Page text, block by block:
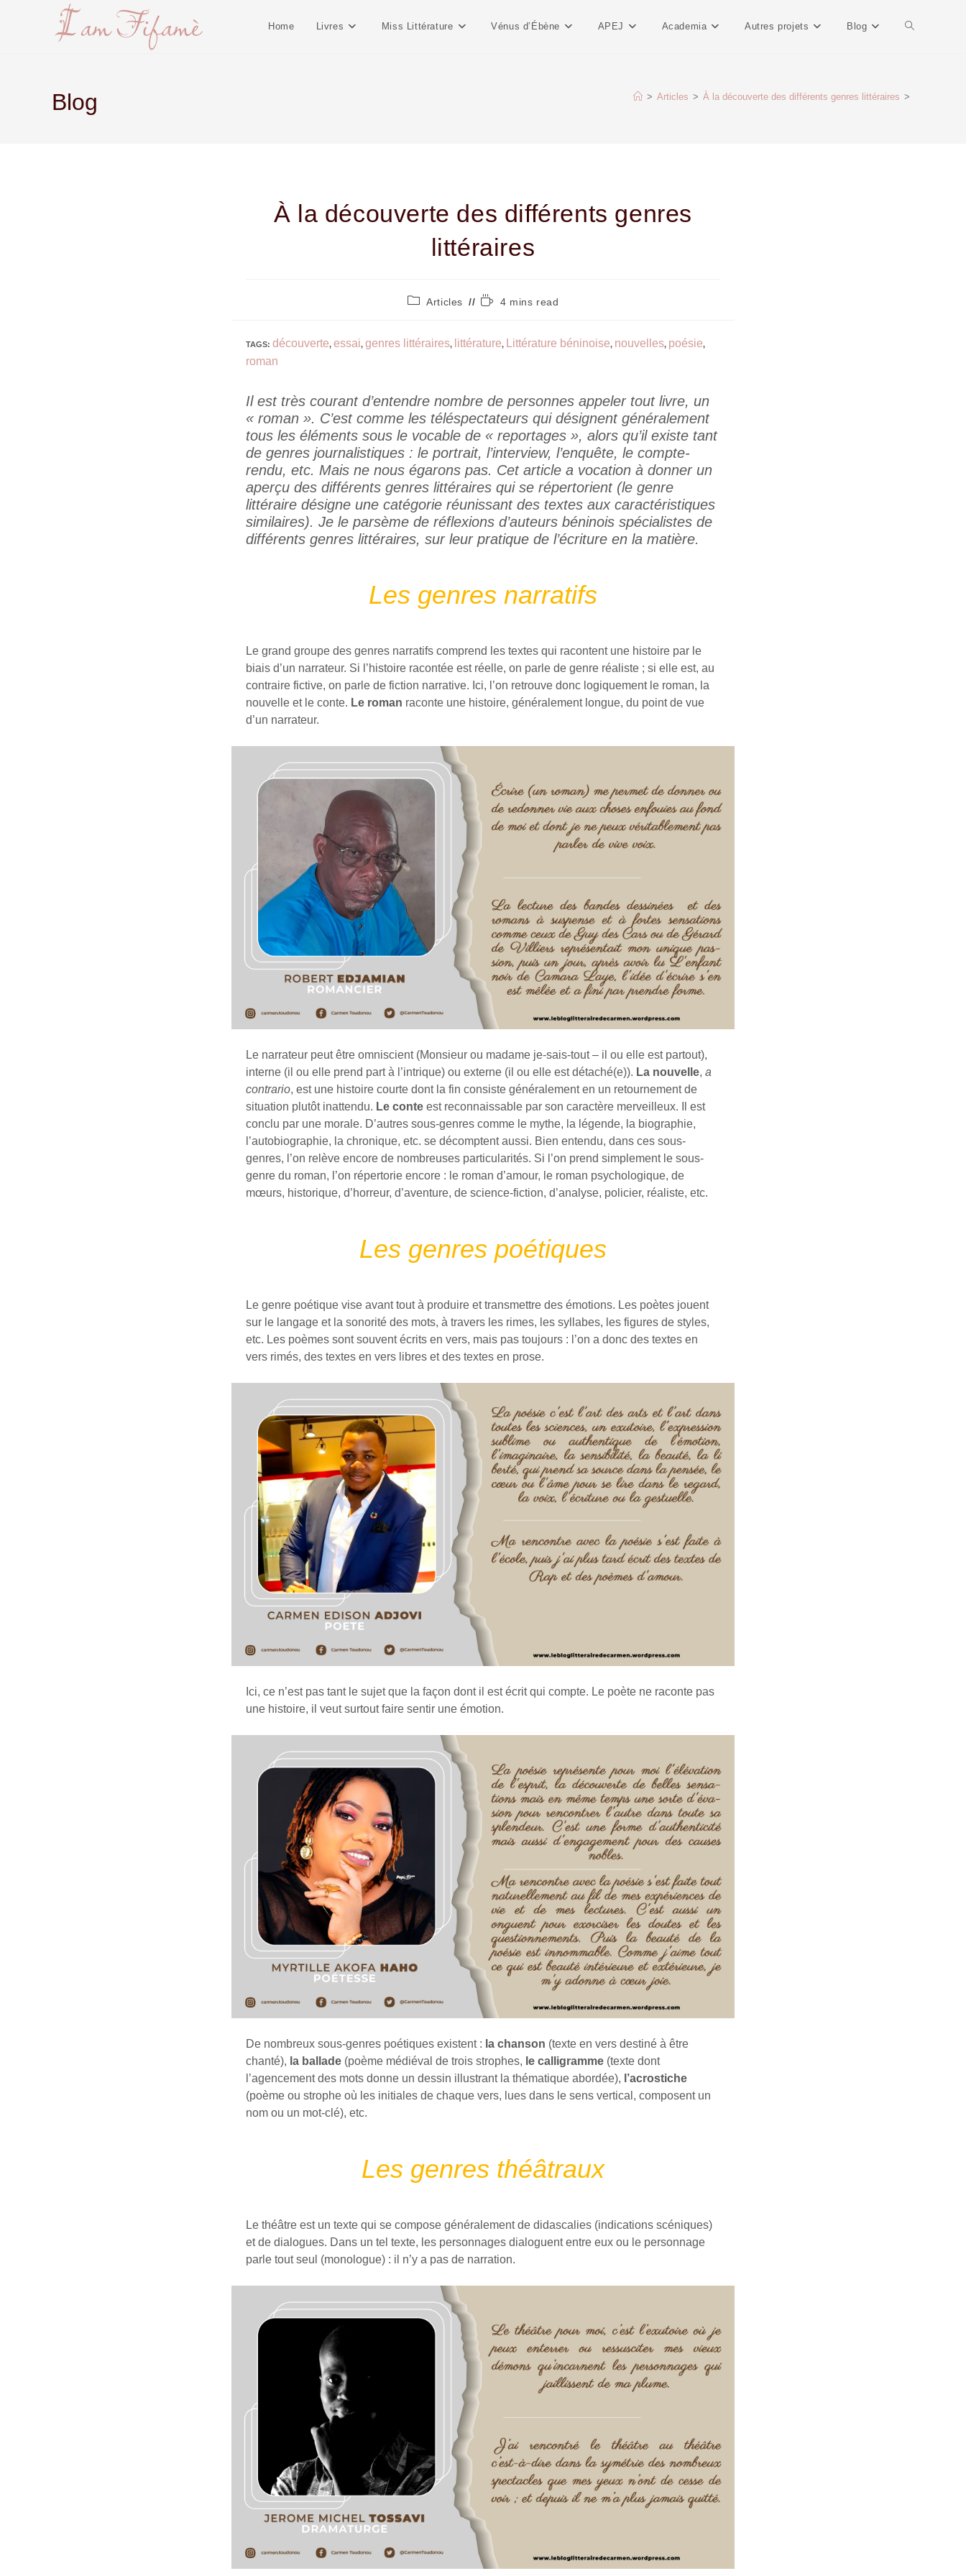
Home Livres Miss Littérature Vénus d’Ébène APEJ Academia Autres projets Blog
Blog > Articles > À la découverte des différents genres littéraires >
À la découverte des différents genres
littéraires
Articles 4 mins read
TAGS: découverte, essai, genres littéraires, littérature, Littérature béninoise, nouvelles, poésie,
roman
Il est très courant d’entendre nombre de personnes appeler tout livre, un
« roman ». C’est comme les téléspectateurs qui désignent généralement
tous les éléments sous le vocable de « reportages », alors qu’il existe tant
de genres journalistiques : le portrait, l’interview, l’enquête, le compte-
rendu, etc. Mais ne nous égarons pas. Cet article a vocation à donner un
aperçu des différents genres littéraires qui se répertorient (le genre
littéraire désigne une catégorie réunissant des textes aux caractéristiques
similaires). Je le parsème de réflexions d’auteurs béninois spécialistes de
différents genres littéraires, sur leur pratique de l’écriture en la matière.
Les genres narratifs
Le grand groupe des genres narratifs comprend les textes qui racontent une histoire par le
biais d’un narrateur. Si l’histoire racontée est réelle, on parle de genre réaliste ; si elle est, au
contraire fictive, on parle de fiction narrative. Ici, l’on retrouve donc logiquement le roman, la
nouvelle et le conte. Le roman raconte une histoire, généralement longue, du point de vue
d’un narrateur.
Le narrateur peut être omniscient (Monsieur ou madame je-sais-tout – il ou elle est partout),
interne (il ou elle prend part à l’intrique) ou externe (il ou elle est détaché(e)). La nouvelle, a
contrario, est une histoire courte dont la fin consiste généralement en un retournement de
situation plutôt inattendu. Le conte est reconnaissable par son caractère merveilleux. Il est
conclu par une morale. D’autres sous-genres comme le mythe, la légende, la biographie,
l’autobiographie, la chronique, etc. se décomptent aussi. Bien entendu, dans ces sous-
genres, l’on relève encore de nombreuses particularités. Si l’on prend simplement le sous-
genre du roman, l’on répertorie encore : le roman d’amour, le roman psychologique, de
mœurs, historique, d’horreur, d’aventure, de science-fiction, d’analyse, policier, réaliste, etc.
Les genres poétiques
Le genre poétique vise avant tout à produire et transmettre des émotions. Les poètes jouent
sur le langage et la sonorité des mots, à travers les rimes, les syllabes, les figures de styles,
etc. Les poèmes sont souvent écrits en vers, mais pas toujours : l’on a donc des textes en
vers rimés, des textes en vers libres et des textes en prose.
Ici, ce n’est pas tant le sujet que la façon dont il est écrit qui compte. Le poète ne raconte pas
une histoire, il veut surtout faire sentir une émotion.
De nombreux sous-genres poétiques existent : la chanson (texte en vers destiné à être
chanté), la ballade (poème médiéval de trois strophes, le calligramme (texte dont
l’agencement des mots donne un dessin illustrant la thématique abordée), l’acrostiche
(poème ou strophe où les initiales de chaque vers, lues dans le sens vertical, composent un
nom ou un mot-clé), etc.
Les genres théâtraux
Le théâtre est un texte qui se compose généralement de didascalies (indications scéniques)
et de dialogues. Dans un tel texte, les personnages dialoguent entre eux ou le personnage
parle tout seul (monologue) : il n’y a pas de narration.